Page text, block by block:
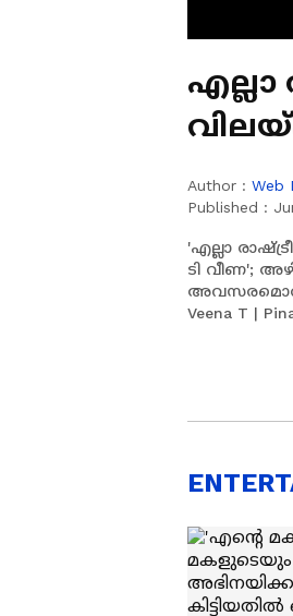
Author : Web
Published :
'എല്ലാ
ടി വീണ';
Veena T |